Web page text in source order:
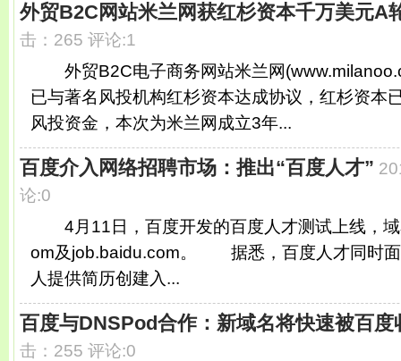
外贸B2C网站米兰网获红杉资本千万美元A
击：265 评论:1
外贸B2C电子商务网站米兰网
已与著名风投机构红杉资本达成协议，红杉资本
风投资金，本次为米兰网成立3年...
百度介入网络招聘市场：推出“百度人才”
论:0
4月11日，百度开发的百度人才测试上线，域
om及job.baidu.com。 据悉，百度人才同时面
人提供简历创建入...
百度与DNSPod合作：新域名将快速被百度
击：255 评论:0